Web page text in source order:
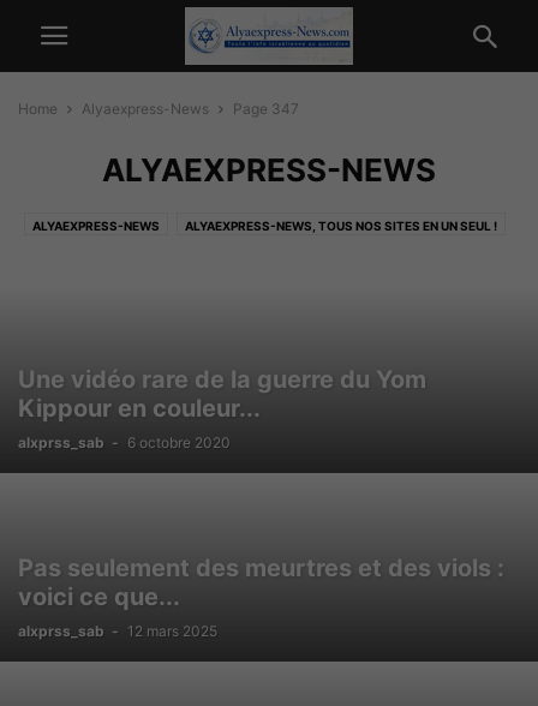
Home Alyaexpress-News Page 347
ALYAEXPRESS-NEWS
ALYAEXPRESS-NEWS ALYAEXPRESS-NEWS, TOUS NOS SITES EN UN SEUL !
Une vidéo rare de la guerre du Yom
Kippour en couleur...
alxprss_sab - 6 octobre 2020
Pas seulement des meurtres et des viols :
voici ce que...
alxprss_sab - 12 mars 2025